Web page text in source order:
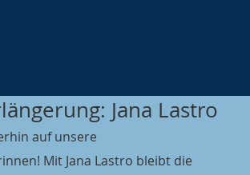
Jana Lastro
auf unsere
Mit Jana Lastro bleibt die